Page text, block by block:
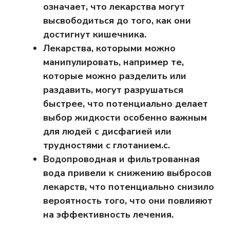
означает, что лекарства могут
высвободиться до того, как они
достигнут кишечника.
Лекарства, которыми можно
манипулировать, например те,
которые можно разделить или
раздавить, могут разрушаться
быстрее, что потенциально делает
выбор жидкости особенно важным
для людей с дисфагией или
трудностями с глотанием.с.
Водопроводная и фильтрованная
вода привели к снижению выбросов
лекарств, что потенциально снизило
вероятность того, что они повлияют
на эффективность лечения.